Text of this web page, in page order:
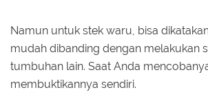
Namun untuk stek waru, bisa
mudah dibanding dengan melakukan
tumbuhan lain. Saat Anda
membuktikannya sendiri.